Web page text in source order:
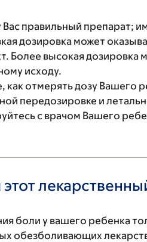
Вас правильный препарат;
дозировка может
высокая дозировка
исходу.
как отмерять дозу Вашего
передозировке и
с врачом Вашего
боли у вашего ребенка
обезболивающих